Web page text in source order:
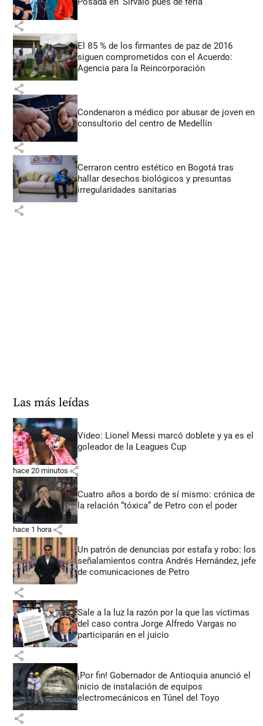
share
El 85 % de los firmantes de paz de 2016
siguen comprometidos con el Acuerdo:
Agencia para la Reincorporación
share
Condenaron a médico por abusar de joven en
consultorio del centro de Medellín
share
Cerraron centro estético en Bogotá tras
hallar desechos biológicos y presuntas
irregularidades sanitarias
share
Las más leídas
Video: Lionel Messi marcó doblete y ya es el
goleador de la Leagues Cup
hace 20 minutos share
Cuatro años a bordo de sí mismo: crónica de
la relación “tóxica” de Petro con el poder
hace 1 hora share
Un patrón de denuncias por estafa y robo: los
señalamientos contra Andrés Hernández, jefe
de comunicaciones de Petro
share
Sale a la luz la razón por la que las víctimas
del caso contra Jorge Alfredo Vargas no
participarán en el juicio
share
¡Por fin! Gobernador de Antioquia anunció el
inicio de instalación de equipos
electromecánicos en Túnel del Toyo
share